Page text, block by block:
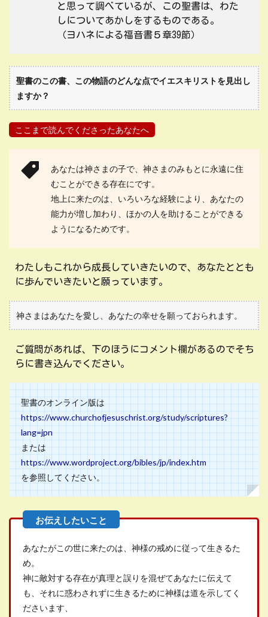
と思って調べているが、この聖書は、わた
しについてあかしをするものである。
（ヨハネによる福音書５章39節）
聖書のこの書、この物語のどんな点でイエスキリストを見出し
ますか？
ここまで読んでくださったあなたへ
あなたは神さまの子で、神さまのみもとに永遠に住
むことができる存在にです。
地上に来たのは、いろいろな経験により、あなたの
能力が増し加わり、ほかの人を助けることができる
ようになるためです。
わたしもこれから成長していきたいので、あなたととも
に歩んでいきたいと願っています。
神さまはあなたを愛し、あなたの幸せを願っておられます。
ご質問があれば、下のほうにコメント欄があるのでそち
らに書き込んでください。
聖書のオンライン版は
https://www.churchofjesuschrist.org/study/scriptures?
lang=jpn
または
https://www.wordproject.org/bibles/jp/index.htm
を参照してください。
あなたがこの世に来たのは、神様の戒めに従って生きるた
め。
神に敵対する存在が真理と誤りを混ぜてあなたに伝えて
も、それに惑わされずに生きるために神様は道を示してく
ださいます、